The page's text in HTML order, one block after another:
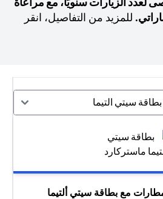
للمزيد من التفاصيل، انقر
بطاقة سيتي التيما
مع بطاقة سيتي ألتيما